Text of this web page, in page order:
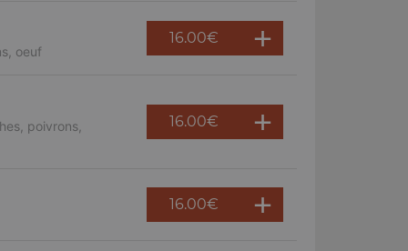
oeuf
16.00€
poivrons,
16.00€
16.00€